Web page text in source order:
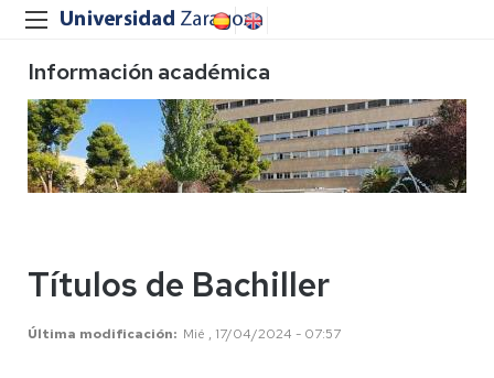
Información académica
Títulos de Bachiller
Última modificación Mié , 17/04/2024 - 07:57